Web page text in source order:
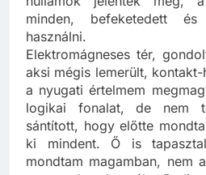
hullámok jelentek meg,
minden, befeketedett
használni.
Elektromágneses tér,
aksi mégis lemerült,
a nyugati értelmem
logikai fonalat, de nem
sántított, hogy előtte
ki mindent. Ő is